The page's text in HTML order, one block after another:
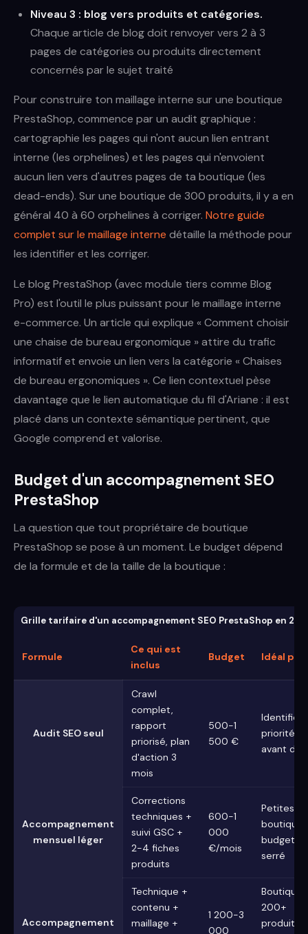
Niveau 3 : blog vers produits et catégories.
Chaque article de blog doit renvoyer vers 2 à 3
pages de catégories ou produits directement
concernés par le sujet traité
Pour construire ton maillage interne sur une boutique
PrestaShop, commence par un audit graphique :
cartographie les pages qui n'ont aucun lien entrant
interne (les orphelines) et les pages qui n'envoient
aucun lien vers d'autres pages de ta boutique (les
dead-ends). Sur une boutique de 300 produits, il y a en
général 40 à 60 orphelines à corriger. Notre guide
complet sur le maillage interne détaille la méthode pour
les identifier et les corriger.
Le blog PrestaShop (avec module tiers comme Blog
Pro) est l'outil le plus puissant pour le maillage interne
e-commerce. Un article qui explique « Comment choisir
une chaise de bureau ergonomique » attire du trafic
informatif et envoie un lien vers la catégorie « Chaises
de bureau ergonomiques ». Ce lien contextuel pèse
davantage que le lien automatique du fil d'Ariane : il est
placé dans un contexte sémantique pertinent, que
Google comprend et valorise.
Budget d'un accompagnement SEO
PrestaShop
La question que tout propriétaire de boutique
PrestaShop se pose à un moment. Le budget dépend
de la formule et de la taille de la boutique :
Grille tarifaire d'un accompagnement SEO PrestaShop en
Formule
Ce qui est
inclus
Budget Idéal
Audit SEO seul
Crawl
complet,
rapport
priorisé, plan
d'action 3
mois
500-1
500 €
Identifier
priorités
avant
Accompagnement
mensuel léger
Corrections
techniques +
suivi GSC +
2-4 fiches
produits
600-1
000
€/mois
Petites
budget
serré
Accompagnement
Technique +
contenu +
maillage +
1 200-3
000
Boutiques
200+
produits